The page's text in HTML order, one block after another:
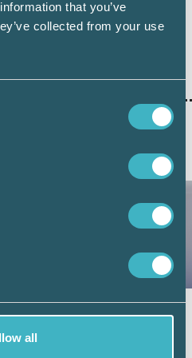
that you’ve
collected from your use
all
årsredovisning –
bidrar till